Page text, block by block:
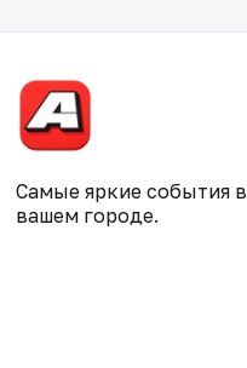
Самые яркие события в
вашем городе.